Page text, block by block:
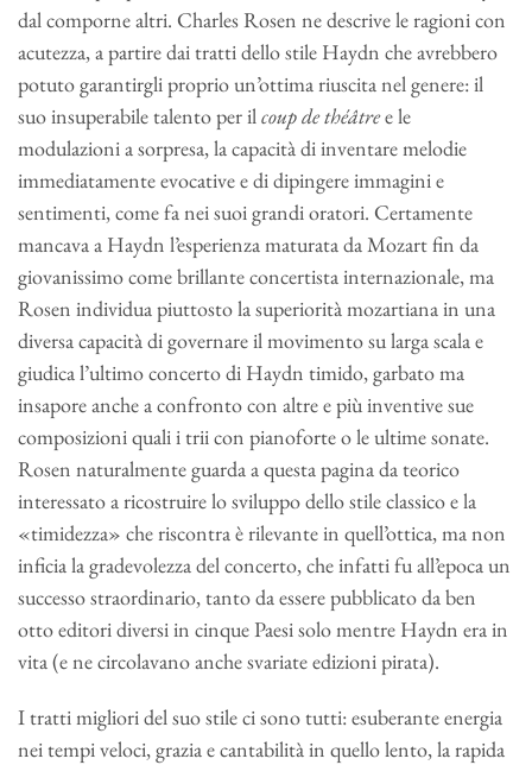
dal comporne altri. Charles Rosen ne descrive le ragioni con
acutezza, a partire dai tratti dello stile Haydn che avrebbero
potuto garantirgli proprio un’ottima riuscita nel genere: il
suo insuperabile talento per ilcoup de théâtree le
modulazioni a sorpresa, la capacità di inventare melodie
immediatamente evocative e di dipingere immagini e
sentimenti, come fa nei suoi grandi oratori. Certamente
mancava a Haydn l’esperienza maturata da Mozart fin da
giovanissimo come brillante concertista internazionale, ma
Rosen individua piuttosto la superiorità mozartiana in una
diversa capacità di governare il movimento su larga scala e
giudica l’ultimo concerto di Haydn timido, garbato ma
insapore anche a confronto con altre e più inventive sue
composizioni quali i trii con pianoforte o le ultime sonate.
Rosen naturalmente guarda a questa pagina da teorico
interessato a ricostruire lo sviluppo dello stile classico e la
«timidezza» che riscontra è rilevante in quell’ottica, ma non
inficia la gradevolezza del concerto, che infatti fu all’epoca un
successo straordinario, tanto da essere pubblicato da ben
otto editori diversi in cinque Paesi solo mentre Haydn era in
vita (e ne circolavano anche svariate edizioni pirata).
I tratti migliori del suo stile ci sono tutti: esuberante energia
nei tempi veloci, grazia e cantabilità in quello lento, la rapida